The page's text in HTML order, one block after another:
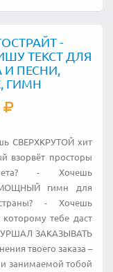
-
ТЕКСТ ДЛЯ
И ПЕСНИ,
ГИМН
СВЕРХКРУТОЙ хит
взорвёт просторы
- Хочешь
гимн для
- Хочешь
тебе даст
ЗАКАЗЫВАТЬ
твоего заказа –
и занимаемой тобой